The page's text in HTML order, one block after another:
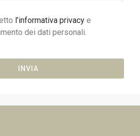
l’informativa privacye
dei dati personali.
INVIA